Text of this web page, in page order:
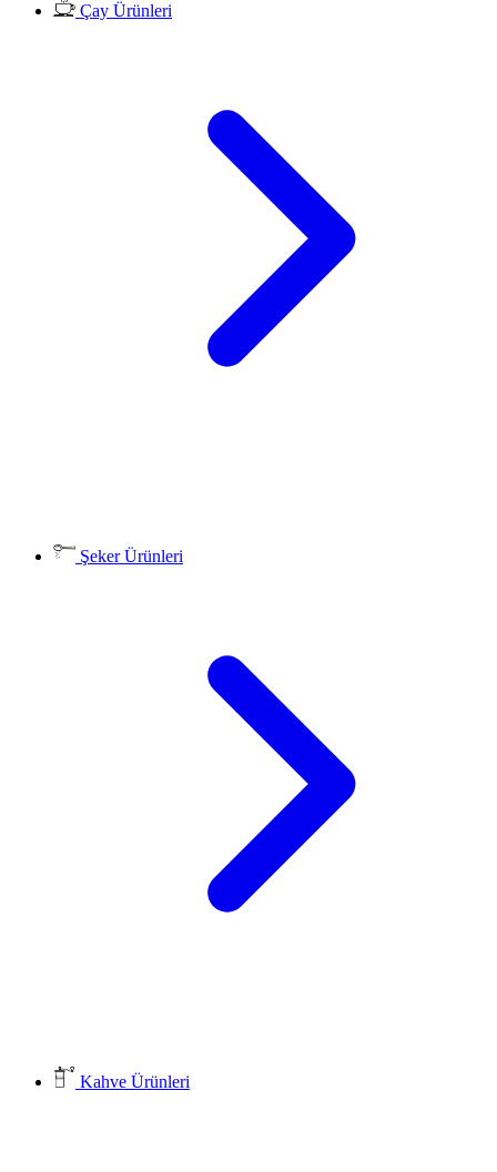
Çay Ürünleri
Şeker Ürünleri
Kahve Ürünleri